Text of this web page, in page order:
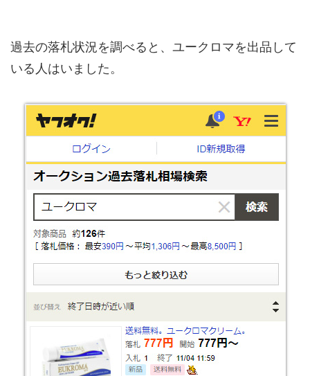
過去の落札状況を調べると、ユークロマを出品して
いる人はいました。